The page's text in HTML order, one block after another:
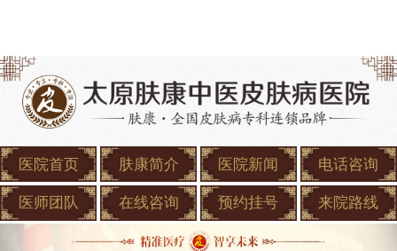
医院首页 肤康简介 医院新闻 电话咨询
医师团队 在线咨询 预约挂号 来院路线